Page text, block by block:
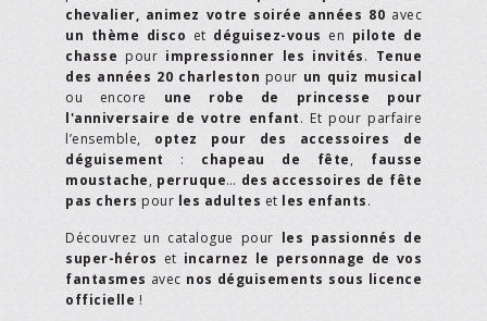
chevalier, animez votre soirée années 80 avec
un thème disco et déguisez-vous en pilote de
chasse pour impressionner les invités. Tenue
des années 20 charleston pour un quiz musical
ou encore une robe de princesse pour
l'anniversaire de votre enfant. Et pour parfaire
l’ensemble, optez pour des accessoires de
déguisement : chapeau de fête, fausse
moustache, perruque… des accessoires de fête
pas chers pour les adultes et les enfants.
Découvrez un catalogue pour les passionnés de
super-héros et incarnez le personnage de vos
fantasmes avec nos déguisements sous licence
officielle !